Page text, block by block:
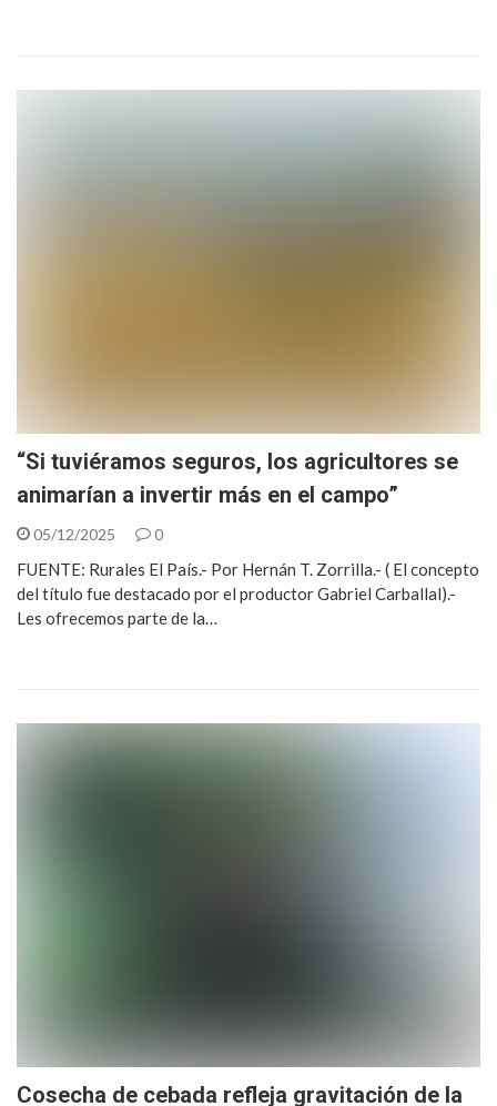
“Si tuviéramos seguros, los agricultores se
animarían a invertir más en el campo”
05/12/2025 0
FUENTE: Rurales El País.- Por Hernán T. Zorrilla.- ( El concepto
del título fue destacado por el productor Gabriel Carballal).-
Les ofrecemos parte de la…
Cosecha de cebada refleja gravitación de la